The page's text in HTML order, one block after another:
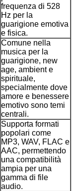
frequenza di 528
Hz per la
guarigione emotiva
e fisica.
Comune nella
musica per la
guarigione, new
age, ambient e
spirituale,
specialmente dove
amore e benessere
emotivo sono temi
centrali.
Supporta formati
popolari come
MP3, WAV, FLAC e
AAC, permettendo
una compatibilità
ampia per una
gamma di file
audio.